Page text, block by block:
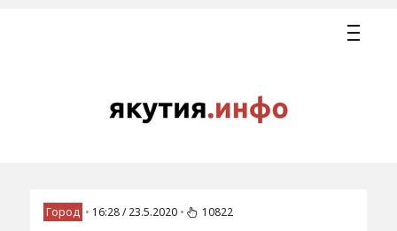
Город • 16:28 / 23.5.2020 • 10822